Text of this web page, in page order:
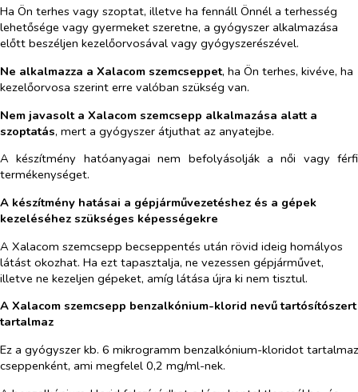
Ha Ön terhes vagy szoptat, illetve ha fennáll Önnél a terhesség
lehetősége vagy gyermeket szeretne, a gyógyszer alkalmazása
előtt beszéljen kezelőorvosával vagy gyógyszerészével.
Ne alkalmazza a Xalacom szemcseppet, ha Ön terhes, kivéve, ha
kezelőorvosa szerint erre valóban szükség van.
Nem javasolt a Xalacom szemcsepp alkalmazása alatt a
szoptatás, mert a gyógyszer átjuthat az anyatejbe.
A készítmény hatóanyagai nem befolyásolják a női vagy férfi
termékenységet.
A készítmény hatásai a gépjárművezetéshez és a gépek
kezeléséhez szükséges képességekre
A Xalacom szemcsepp becseppentés után rövid ideig homályos
látást okozhat. Ha ezt tapasztalja, ne vezessen gépjárművet,
illetve ne kezeljen gépeket, amíg látása újra ki nem tisztul.
A Xalacom szemcsepp benzalkónium-klorid nevű tartósítószert
tartalmaz
Ez a gyógyszer kb. 6 mikrogramm benzalkónium-kloridot tartalmaz
cseppenként, ami megfelel 0,2 mg/ml-nek.